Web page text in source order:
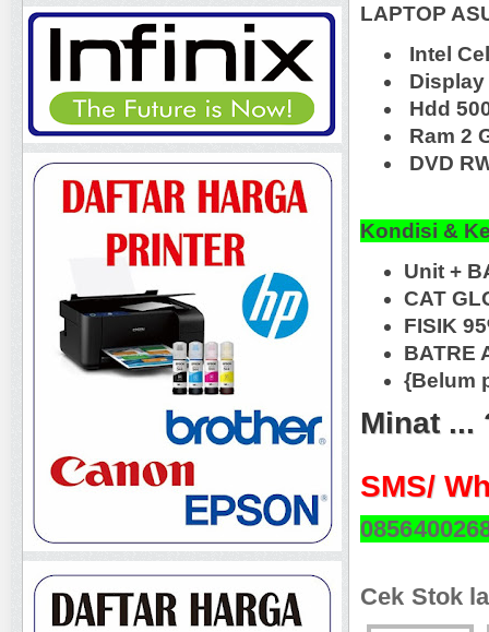
LAPTOP
Intel
Display
Hdd
Ram 2
DVD
Kondisi &
Unit +
CAT
FISIK
BATRE
{Belum
Minat ...
SMS/
Cek Stok